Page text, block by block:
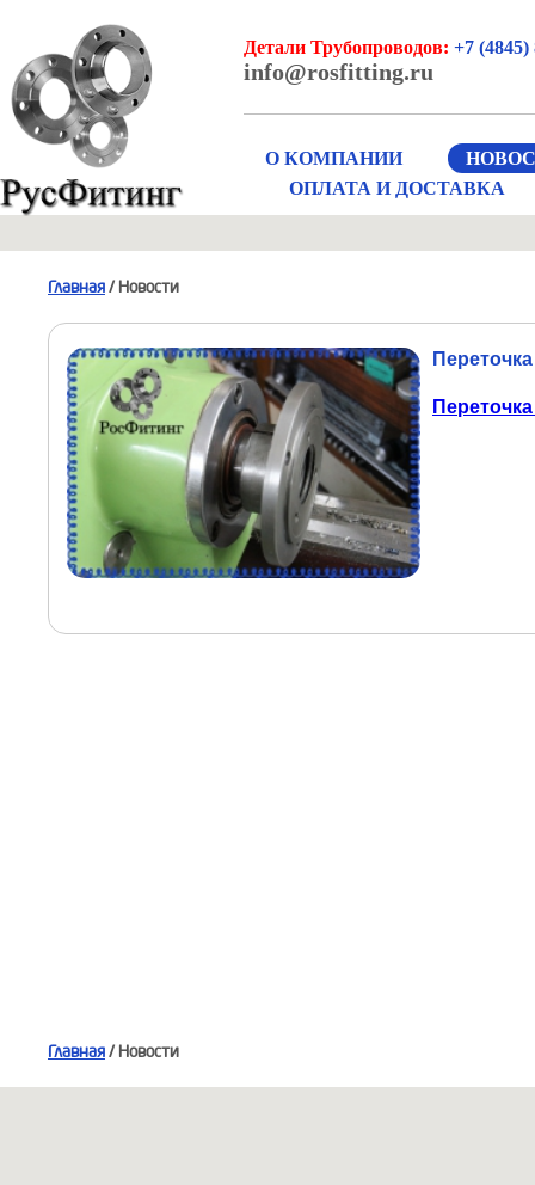
Детали Трубопроводов: +7 (4845)
info@rosfitting.ru
О КОМПАНИИ
ОПЛАТА И ДОСТАВКА
Главная/ Новости
Главная/ Новости